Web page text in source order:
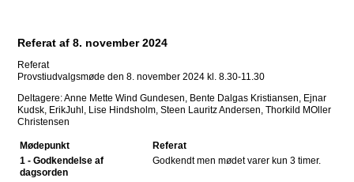
Referat af 8. november 2024
Referat
Provstiudvalgsmøde den 8. november 2024 kl. 8.30-11.30
Deltagere: Anne Mette Wind Gundesen, Bente Dalgas Kristiansen, Ejnar
Kudsk, ErikJuhl, Lise Hindsholm, Steen Lauritz Andersen, Thorkild MOller
Christensen
Mødepunkt
Referat
1 - Godkendelse af
dagsorden
Godkendt men mødet varer kun 3 timer.